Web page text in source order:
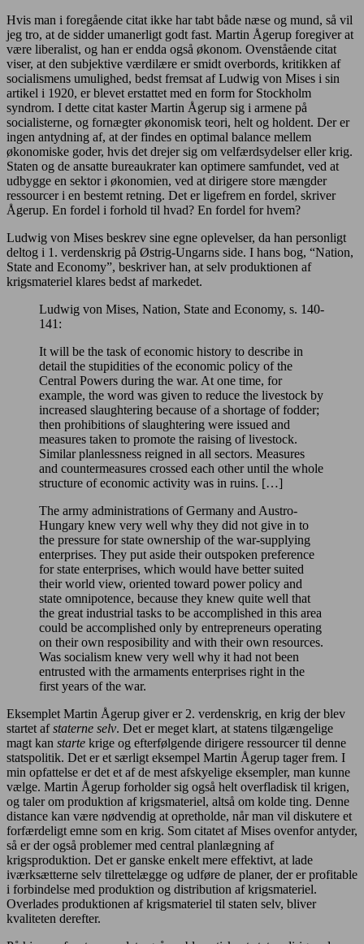
Hvis man i foregående citat ikke har tabt både næse og mund, så vil
jeg tro, at de sidder umanerligt godt fast. Martin Ågerup foregiver at
være liberalist, og han er endda også økonom. Ovenstående citat
viser, at den subjektive værdilære er smidt overbords, kritikken af
socialismens umulighed, bedst fremsat af Ludwig von Mises i sin
artikel i 1920, er blevet erstattet med en form for Stockholm
syndrom. I dette citat kaster Martin Ågerup sig i armene på
socialisterne, og fornægter økonomisk teori, helt og holdent. Der er
ingen antydning af, at der findes en optimal balance mellem
økonomiske goder, hvis det drejer sig om velfærdsydelser eller krig.
Staten og de ansatte bureaukrater kan optimere samfundet, ved at
udbygge en sektor i økonomien, ved at dirigere store mængder
ressourcer i en bestemt retning. Det er ligefrem en fordel, skriver
Ågerup. En fordel i forhold til hvad? En fordel for hvem?
Ludwig von Mises beskrev sine egne oplevelser, da han personligt
deltog i 1. verdenskrig på Østrig-Ungarns side. I hans bog, “Nation,
State and Economy”, beskriver han, at selv produktionen af
krigsmateriel klares bedst af markedet.
Ludwig von Mises, Nation, State and Economy, s. 140-
141:
It will be the task of economic history to describe in
detail the stupidities of the economic policy of the
Central Powers during the war. At one time, for
example, the word was given to reduce the livestock by
increased slaughtering because of a shortage of fodder;
then prohibitions of slaughtering were issued and
measures taken to promote the raising of livestock.
Similar planlessness reigned in all sectors. Measures
and countermeasures crossed each other until the whole
structure of economic activity was in ruins. […]
The army administrations of Germany and Austro-
Hungary knew very well why they did not give in to
the pressure for state ownership of the war-supplying
enterprises. They put aside their outspoken preference
for state enterprises, which would have better suited
their world view, oriented toward power policy and
state omnipotence, because they knew quite well that
the great industrial tasks to be accomplished in this area
could be accomplished only by entrepreneurs operating
on their own resposibility and with their own resources.
Was socialism knew very well why it had not been
entrusted with the armaments enterprises right in the
first years of the war.
Eksemplet Martin Ågerup giver er 2. verdenskrig, en krig der blev
startet afstaterne selv. Det er meget klart, at statens tilgængelige
magt kan starte krige og efterfølgende dirigere ressourcer til denne
statspolitik. Det er et særligt eksempel Martin Ågerup tager frem. I
min opfattelse er det et af de mest afskyelige eksempler, man kunne
vælge. Martin Ågerup forholder sig også helt overfladisk til krigen,
og taler om produktion af krigsmateriel, altså om kolde ting. Denne
distance kan være nødvendig at opretholde, når man vil diskutere et
forfærdeligt emne som en krig. Som citatet af Mises ovenfor antyder,
så er der også problemer med central planlægning af
krigsproduktion. Det er ganske enkelt mere effektivt, at lade
iværksætterne selv tilrettelægge og udføre de planer, der er profitable
i forbindelse med produktion og distribution af krigsmateriel.
Overlades produktionen af krigsmateriel til staten selv, bliver
kvaliteten derefter.